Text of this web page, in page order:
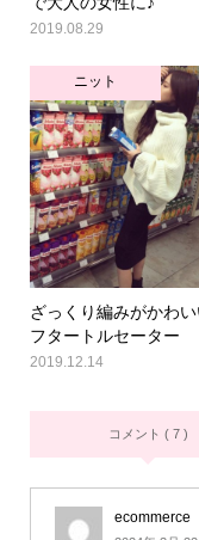
2019.08.29
ニット
ざっくり編みがかわ
フタートルセーター
2019.12.14
コメント ( 7 )
ecommerce